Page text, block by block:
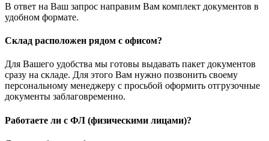
В ответ на Ваш запрос направим Вам комплект документов в
удобном формате.
Склад расположен рядом с офисом?
Для Вашего удобства мы готовы выдавать пакет документов
сразу на складе. Для этого Вам нужно позвонить своему
персональному менеджеру с просьбой оформить отгрузочные
документы заблаговременно.
Работаете ли с ФЛ (физическими лицами)?